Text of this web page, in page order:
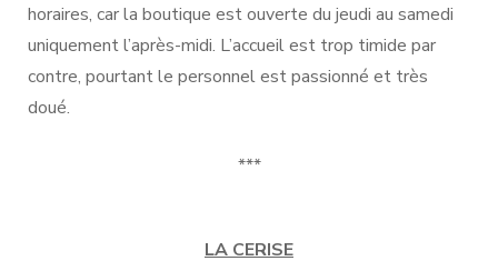
horaires, car la boutique est ouverte du jeudi au samedi
uniquement l’après-midi. L’accueil est trop timide par
contre, pourtant le personnel est passionné et très
doué.
***
LA CERISE